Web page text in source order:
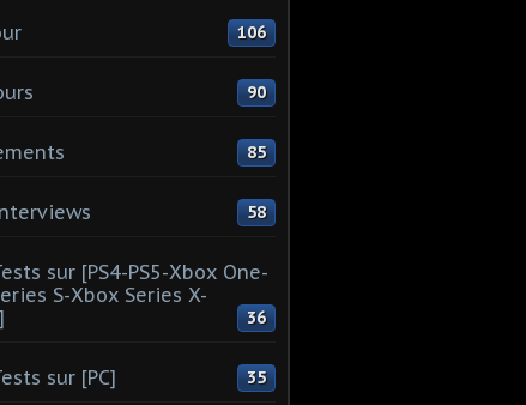
106
90
85
58
sur [PS4-PS5-Xbox One-
S-Xbox Series X-
36
sur [PC] 35